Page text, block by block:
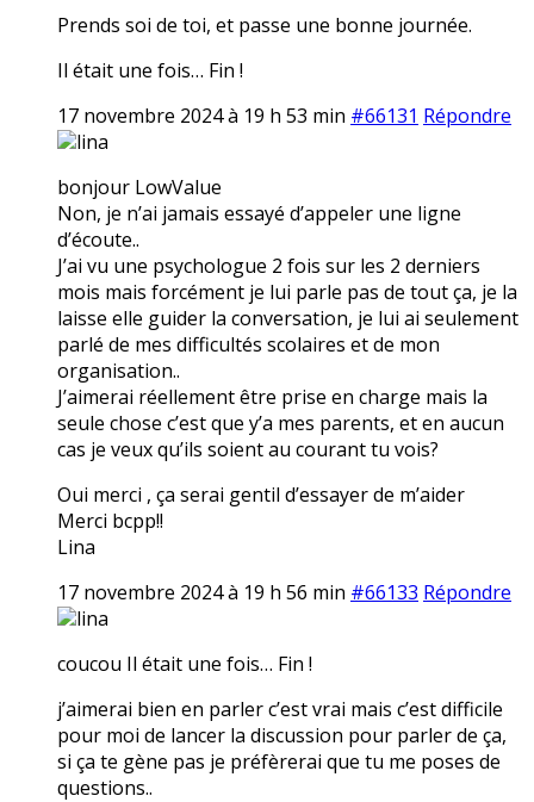
Prends soi de toi, et passe une bonne journée.
Il était une fois… Fin !
17 novembre 2024 à 19 h 53 min #66131 Répondre
lina
bonjour LowValue
Non, je n’ai jamais essayé d’appeler une ligne
d’écoute..
J’ai vu une psychologue 2 fois sur les 2 derniers
mois mais forcément je lui parle pas de tout ça, je la
laisse elle guider la conversation, je lui ai seulement
parlé de mes difficultés scolaires et de mon
organisation..
J’aimerai réellement être prise en charge mais la
seule chose c’est que y’a mes parents, et en aucun
cas je veux qu’ils soient au courant tu vois?
Oui merci , ça serai gentil d’essayer de m’aider
Merci bcpp!!
Lina
17 novembre 2024 à 19 h 56 min #66133 Répondre
lina
coucou Il était une fois… Fin !
j’aimerai bien en parler c’est vrai mais c’est difficile
pour moi de lancer la discussion pour parler de ça,
si ça te gène pas je préfèrerai que tu me poses de
questions..